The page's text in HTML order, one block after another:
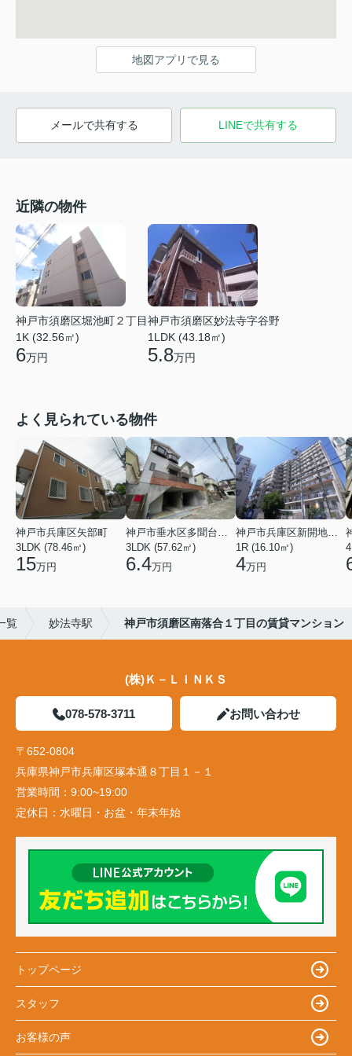
地図アプリで見る
メールで共有する LINEで共有する
近隣の物件
神戸市須磨区堀池町２丁目
1K (32.56㎡)
6万円
神戸市須磨区妙法寺字谷野
1LDK (43.18㎡)
5.8万円
よく見られている物件
神戸市兵庫区矢部町
3LDK (78.46㎡)
15万円
神戸市垂水区多聞台２丁目
3LDK (57.62㎡)
6.4万円
神戸市兵庫区新開地１丁目
1R (16.10㎡)
4万円
覧 妙法寺駅 神戸市須磨区南落合１丁目の賃貸マンション
(株)Ｋ－ＬＩＮＫＳ
078-578-3711 お問い合わせ
〒652-0804
兵庫県神戸市兵庫区塚本通８丁目１－１
営業時間： 9:00~19:00
定休日： 水曜日・お盆・年末年始
トップページ
スタッフ
お客様の声